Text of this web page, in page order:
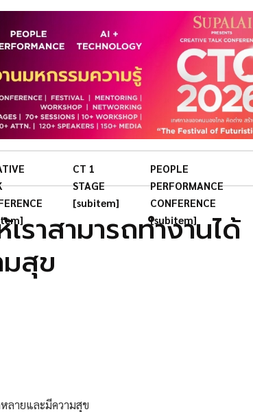
CT 1
STAGE
[subitem]
PEOPLE
PERFORMANCE
CONFERENCE
[subitem]
ราสามารถทำงานได้
สุข